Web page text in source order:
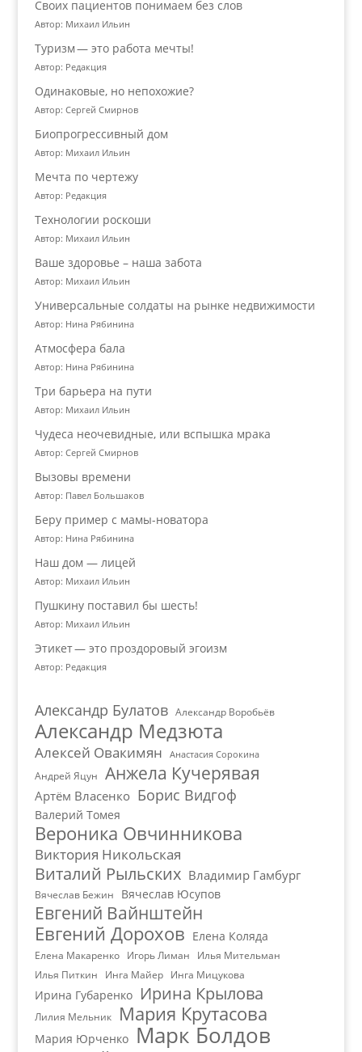
Своих пациентов понимаем без слов
Автор: Михаил Ильин
Туризм — это работа мечты!
Автор: Редакция
Одинаковые, но непохожие?
Автор: Сергей Смирнов
Биопрогрессивный дом
Автор: Михаил Ильин
Мечта по чертежу
Автор: Редакция
Технологии роскоши
Автор: Михаил Ильин
Ваше здоровье – наша забота
Автор: Михаил Ильин
Универсальные солдаты на рынке недвижимости
Автор: Нина Рябинина
Атмосфера бала
Автор: Нина Рябинина
Три барьера на пути
Автор: Михаил Ильин
Чудеса неочевидные, или вспышка мрака
Автор: Сергей Смирнов
Вызовы времени
Автор: Павел Большаков
Беру пример с мамы-новатора
Автор: Нина Рябинина
Наш дом — лицей
Автор: Михаил Ильин
Пушкину поставил бы шесть!
Автор: Михаил Ильин
Этикет — это проздоровый эгоизм
Автор: Редакция
Александр Булатов Александр Воробьёв
Александр Медзюта
Алексей Овакимян Анастасия Сорокина
Андрей Яцун Анжела Кучерявая
Артём Власенко Борис Видгоф
Валерий Томея
Вероника Овчинникова
Виктория Никольская
Виталий Рыльских Владимир Гамбург
Вячеслав Бежин Вячеслав Юсупов
Евгений Вайнштейн
Евгений Дорохов Елена Коляда
Елена Макаренко Игорь Лиман
Илья Мительман
Илья Питкин
Инга Майер Инга Мицукова
Ирина Губаренко Ирина Крылова
Лилия Мельник Мария Крутасова
Мария Юрченко Марк Болдов